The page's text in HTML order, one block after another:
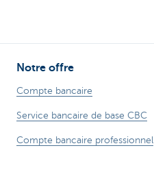
Notre offre
Compte bancaire
Service bancaire de base CBC
Compte bancaire professionnel